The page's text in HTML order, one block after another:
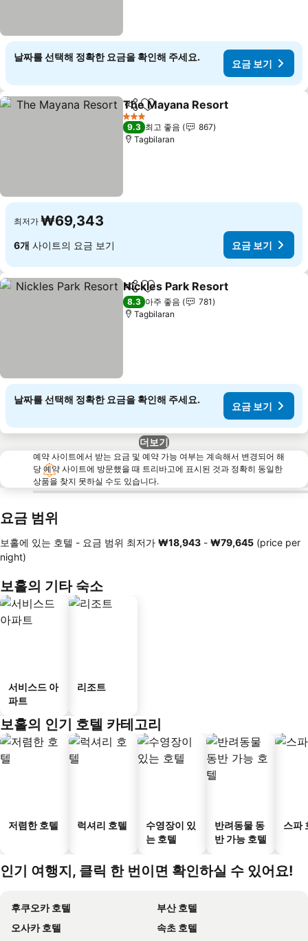
날짜를 선택해 정확한 요금을 확인해 주세요.
요금 보기
공유 즐겨찾기에 추가
The Mayana Resort
3 성급
9.3 최고 좋음
867
Tagbilaran
최저가 ₩69,343
6개 사이트의 요금 보기 요금 보기
공유 즐겨찾기에 추가
Nickles Park Resort
8.3 아주 좋음
781
Tagbilaran
날짜를 선택해 정확한 요금을 확인해 주세요.
요금 보기
더보기
예약 사이트에서 받는 요금 및 예약 가능 여부는 계속해서 변경되어 해
당 예약 사이트에 방문했을 때 트리바고에 표시된 것과 정확히 동일한
상품을 찾지 못하실 수도 있습니다.
요금 범위
보홀에 있는 호텔 - 요금 범위 최저가 ‎₩18,943 - ‎₩79,645 (price per
night)
보홀의 기타 숙소
서비스드 아
파트
리조트
보홀의 인기 호텔 카테고리
저렴한 호텔 럭셔리 호텔
수영장이 있
는 호텔
반려동물 동
반 가능 호텔
스파
인기 여행지, 클릭 한 번이면 확인하실 수 있어요!
후쿠오카 호텔
부산 호텔
오사카 호텔
속초 호텔